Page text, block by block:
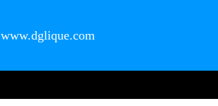
www.dglique.com